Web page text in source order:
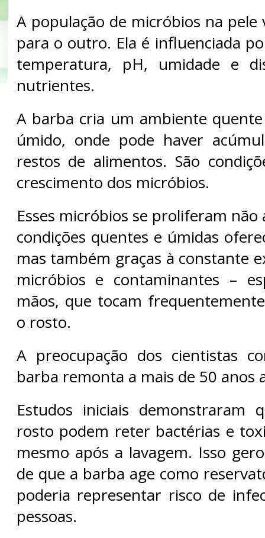
A população de micróbios na pele
para o outro. Ela é influenciada
temperatura, pH, umidade e
nutrientes.
A barba cria um ambiente
úmido, onde pode haver
restos de alimentos. São
crescimento dos micróbios.
Esses micróbios se proliferam não
condições quentes e úmidas
mas também graças à constante
micróbios e contaminantes –
mãos, que tocam
o rosto.
A preocupação dos cientistas
barba remonta a mais de 50 anos
Estudos iniciais demonstraram
rosto podem reter bactérias e
mesmo após a lavagem. Isso
de que a barba age como
poderia representar risco de
pessoas.